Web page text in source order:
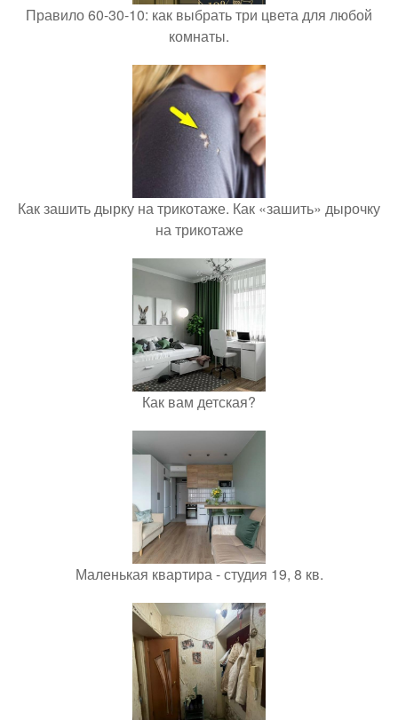
Правило 60-30-10: как выбрать три цвета для любой
комнаты.
Как зашить дырку на трикотаже. Как «зашить» дырочку
на трикотаже
Как вам детская?
Маленькая квартира - студия 19, 8 кв.